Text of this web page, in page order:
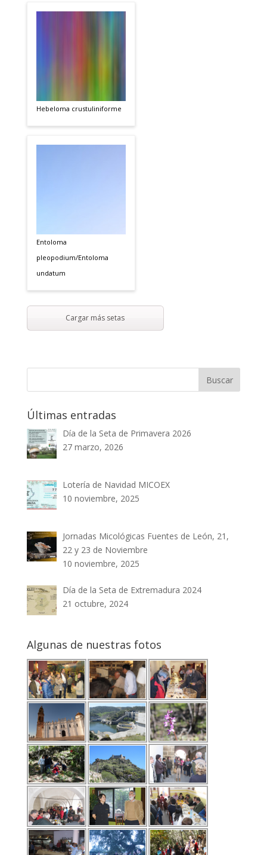
Hebeloma crustuliniforme
Entoloma
pleopodium/Entoloma
undatum
Cargar más setas
Últimas entradas
Día de la Seta de Primavera 2026
27 marzo, 2026
Lotería de Navidad MICOEX
10 noviembre, 2025
Jornadas Micológicas Fuentes de León, 21,
22 y 23 de Noviembre
10 noviembre, 2025
Día de la Seta de Extremadura 2024
21 octubre, 2024
Algunas de nuestras fotos